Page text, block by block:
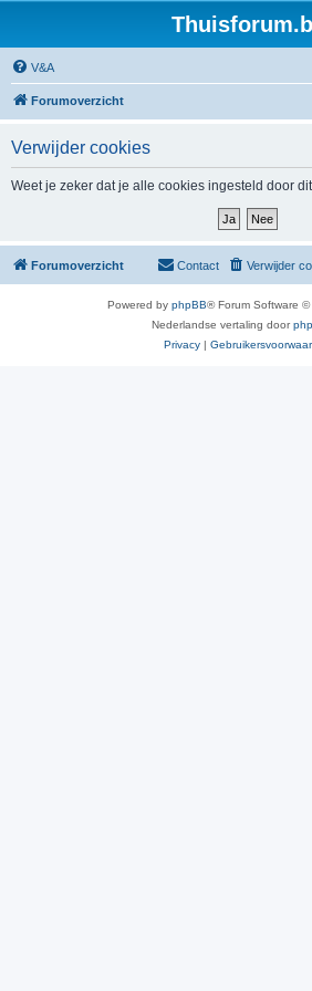
V&A
Forumoverzicht
Verwijder cookies
Weet je zeker dat je alle cookies ingesteld door
Forumoverzicht Verwijder
Contact
Powered by phpBB® Forum Software ©
Nederlandse vertaling door
Privacy |